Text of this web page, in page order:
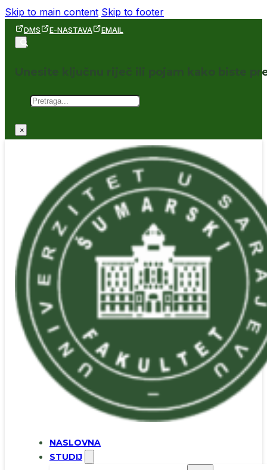
Skip to main content Skip to footer
DMS E-NASTAVA EMAIL
Unesite ključnu riječ ili pojam kako biste
Pretraga
×
NASLOVNA
STUDIJ